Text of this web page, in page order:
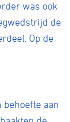
was ook
de
Op de
aan